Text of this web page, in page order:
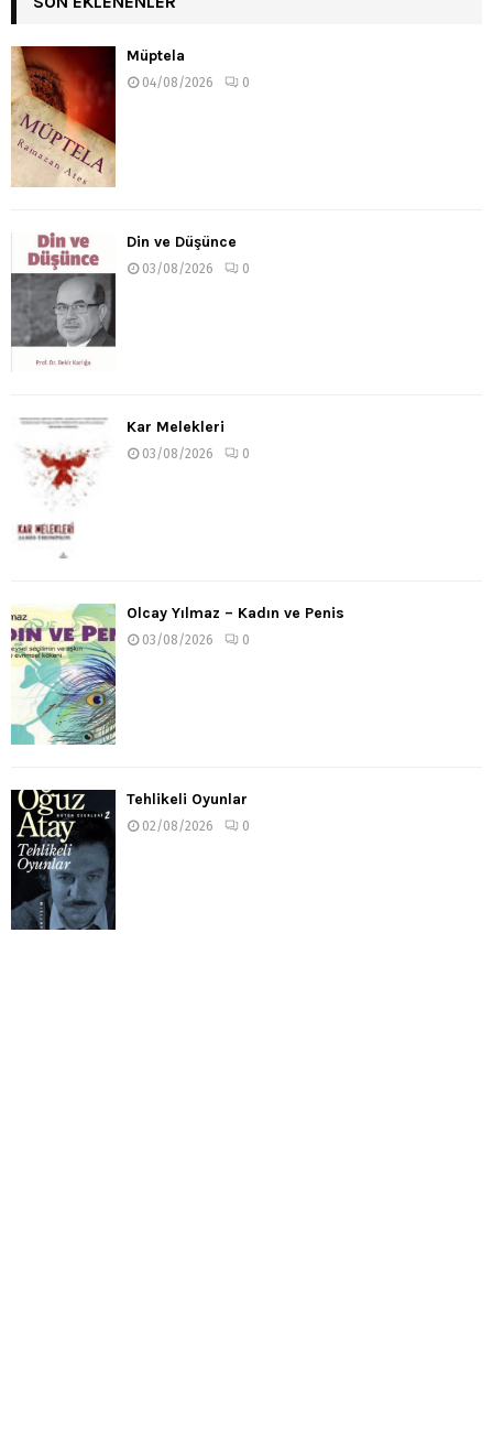
Müptela
04/08/2026 0
Din ve Düşünce
03/08/2026 0
Kar Melekleri
03/08/2026 0
Olcay Yılmaz – Kadın ve Penis
03/08/2026 0
Tehlikeli Oyunlar
02/08/2026 0